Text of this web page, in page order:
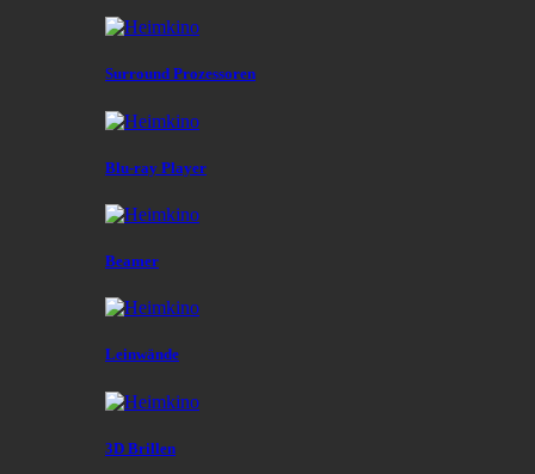
Surround Prozessoren
Blu-ray Player
Beamer
Leinwände
3D Brillen